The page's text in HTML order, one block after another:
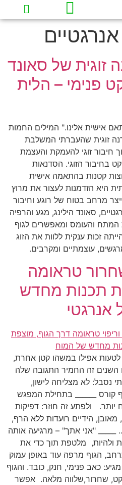
זוגית של סאונד
פנימי – הלית
אישית אלינו." המילים החמות
זוגית שהעברתי המשלבת
חיבור זוגי להעמקת והעצמת
בחיבור הזוגי. הסדנאות
קטנות בהתאמה אישית
היא הזדמנות לעצור את מרוץ
מרחב בטוח של רוגע וחיבור
סאונד הילינג, מגע והרפיה
והעומס ומאפשרים לגוף
זכות ענקית ללוות את הזוג
עוצמתיים ומקרבים.
טראומה
תכנות מחדש
אנרגטי
אפילו במשהו קטן אחרת,
זה החמיר התגובה שלה
נסבל: לא מצליחה לישון,
קורס ______ בתחילת המפגש
יותר. ולפתע זה חוזר: דפיקות
הידיים רועדות ללא הרף,
_____ "אני אתך" – מרגיעה אותה
ולהיות, מלטפת תוך כדי את
הגוף מרפה עוד באופן עמוק
כאב פנימי, חנק, כובד. והגוף
שחרור,שלווה מלאה. אפשר